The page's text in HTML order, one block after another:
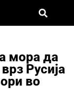
мора да
Русија
во